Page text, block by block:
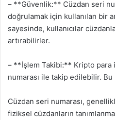
– **Güvenlik:** Cüzdan seri
doğrulamak için kullanılan bir
sayesinde, kullanıcılar
artırabilirler.
– **İşlem Takibi:** Kripto para
numarası ile takip edilebilir. Bu
Cüzdan seri numarası,
fiziksel cüzdanların